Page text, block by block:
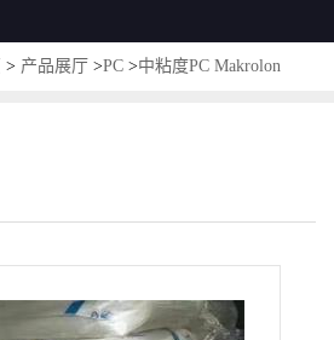
> 产品展厅 >PC >中粘度PC Makrolon